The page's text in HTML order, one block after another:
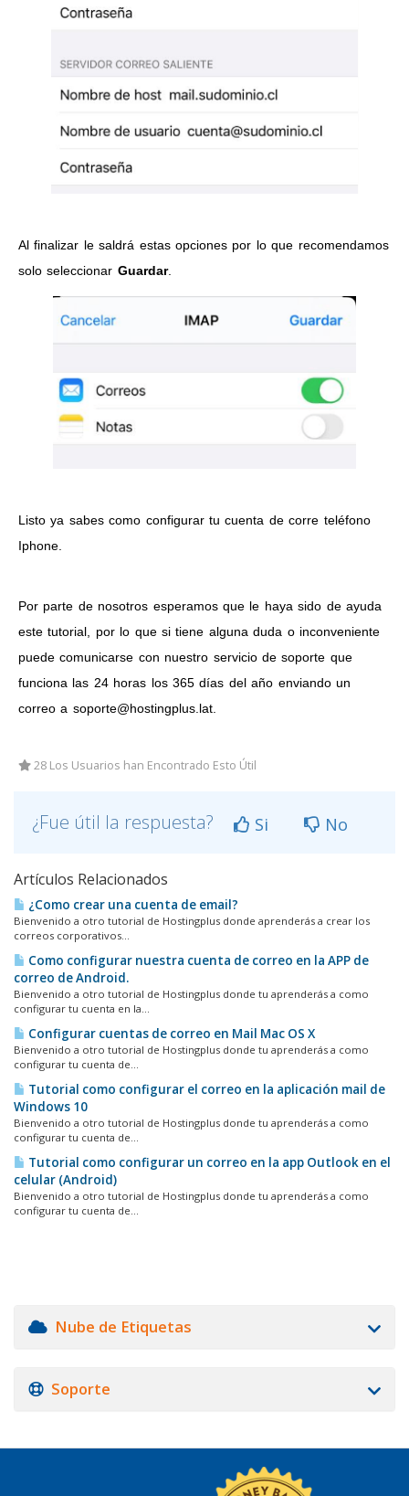
Al finalizar le saldrá estas opciones por lo que recomendamos
solo seleccionar Guardar.
Listo ya sabes como configurar tu cuenta de corre teléfono
Iphone.
Por parte de nosotros esperamos que le haya sido de ayuda
este tutorial, por lo que si tiene alguna duda o inconveniente
puede comunicarse con nuestro servicio de soporte que
funciona las 24 horas los 365 días del año enviando un
correo a soporte@hostingplus.lat.
28 Los Usuarios han Encontrado Esto Útil
¿Fue útil la respuesta? Si No
Artículos Relacionados
¿Como crear una cuenta de email?
Bienvenido a otro tutorial de Hostingplus donde aprenderás a crear los
correos corporativos...
Como configurar nuestra cuenta de correo en la APP de
correo de Android.
Bienvenido a otro tutorial de Hostingplus donde tu aprenderás a como
configurar tu cuenta en la...
Configurar cuentas de correo en Mail Mac OS X
Bienvenido a otro tutorial de Hostingplus donde tu aprenderás a como
configurar tu cuenta de...
Tutorial como configurar el correo en la aplicación mail de
Windows 10
Bienvenido a otro tutorial de Hostingplus donde tu aprenderás a como
configurar tu cuenta de...
Tutorial como configurar un correo en la app Outlook en el
celular (Android)
Bienvenido a otro tutorial de Hostingplus donde tu aprenderás a como
configurar tu cuenta de...
Nube de Etiquetas
Soporte